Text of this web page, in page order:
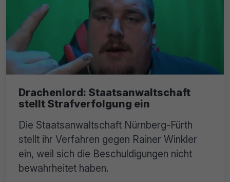
Drachenlord: Staatsanwaltschaft
stellt Strafverfolgung ein
Die Staatsanwaltschaft Nürnberg-Fürth
stellt ihr Verfahren gegen Rainer Winkler
ein, weil sich die Beschuldigungen nicht
bewahrheitet haben.